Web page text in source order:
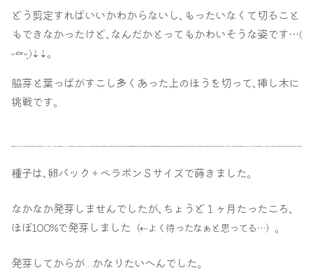
どう剪定すればいいかわからないし､もったいなくて切ること
もできなかったけど､なんだかとってもかわいそうな姿です…(
ᵕ⚰︎ᵕ̩̩ )⇣⇣｡
脇芽と葉っぱがすこし多くあった上のほうを切って､挿し木に
挑戦です｡
種子は､卵パック＋ベラボンＳサイズで蒔きました｡
なかなか発芽しませんでしたが､ちょうど１ヶ月たったころ､
ほぼ100%で発芽しました （⇠よく待ったなぁと思ってる…） ｡
発芽してからが…かなりたいへんでした｡